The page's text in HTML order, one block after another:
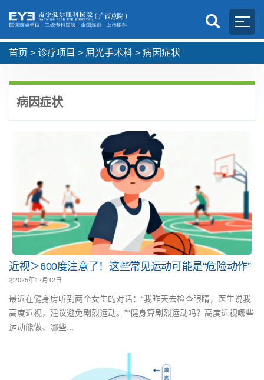
首页 > 诊疗项目 > 屈光手术科 > 病因症状
病因症状
近视＞600度注意了！这些常见运动可能是“危险动作”
2025年12月12日
最近在健身房听到两个女生的对话：“我昨天去检查眼睛，医生说我
高度近视，建议避免剧烈运动。”“健身算剧烈运动吗？高度近视哪些
运动能做、哪些...